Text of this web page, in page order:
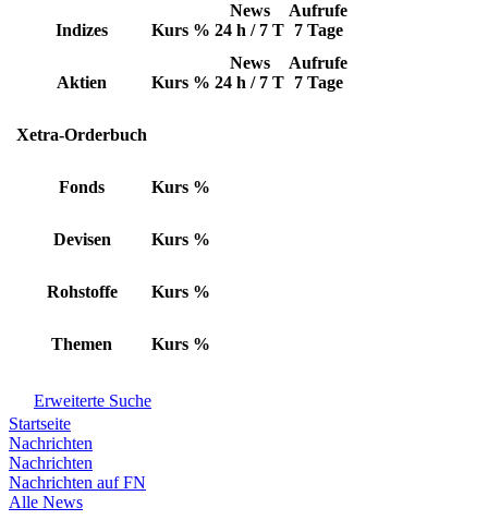
Indizes Kurs %
News
24 h / 7 T
Aufrufe
7 Tage
Aktien Kurs %
News
24 h / 7 T
Aufrufe
7 Tage
Xetra-Orderbuch
Fonds Kurs %
Devisen Kurs %
Rohstoffe Kurs %
Themen Kurs %
Erweiterte Suche
Startseite
Nachrichten
Nachrichten
Nachrichten auf FN
Alle News